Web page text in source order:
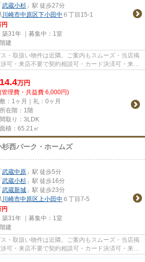
「武蔵小杉 」駅 徒歩27分
川崎市中原区下小田中 ６丁目15-1
円
31年 ｜募集中： 1室
建
・取扱い物件は近隣。ご案内もスムーズ・当店掲
可・来店不要で契約相談可・カード決済可・来店
14.4万円
(管理費・共益費 6,000円)
敷：1ヶ月｜礼：0ヶ月
所在階：1階
間取り：3LDK
面積：65.21㎡
杉西パーク・ホームズ
「武蔵中原 」駅 徒歩5分
「武蔵小杉 」駅 徒歩16分
「武蔵新城 」駅 徒歩23分
川崎市中原区上小田中 ６丁目7-5
円
31年 ｜募集中： 1室
建
・取扱い物件は近隣。ご案内もスムーズ・当店掲
可・来店不要で契約相談可・カード決済可・来店